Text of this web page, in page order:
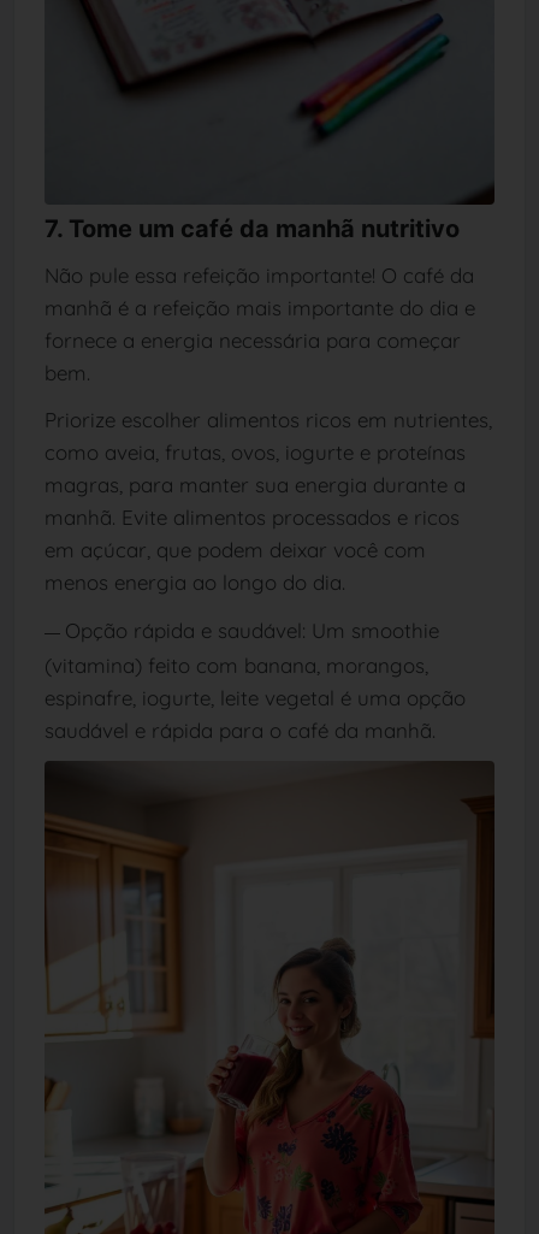
7. Tome um café da manhã nutritivo
Não pule essa refeição importante! O café da
manhã é a refeição mais importante do dia e
fornece a energia necessária para começar
bem.
Priorize escolher alimentos ricos em nutrientes,
como aveia, frutas, ovos, iogurte e proteínas
magras, para manter sua energia durante a
manhã. Evite alimentos processados e ricos
em açúcar, que podem deixar você com
menos energia ao longo do dia.
— Opção rápida e saudável: Um smoothie
(vitamina) feito com banana, morangos,
espinafre, iogurte, leite vegetal é uma opção
saudável e rápida para o café da manhã.